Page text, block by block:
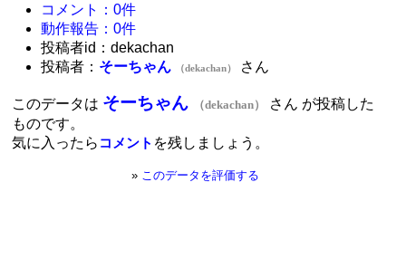
コメント：0件
動作報告：0件
投稿者id：dekachan
投稿者： そーちゃん （dekachan） さん
このデータは そーちゃん （dekachan）
さん が投稿した
ものです。
気に入ったら コメント を残しましょう。
» このデータを評価する